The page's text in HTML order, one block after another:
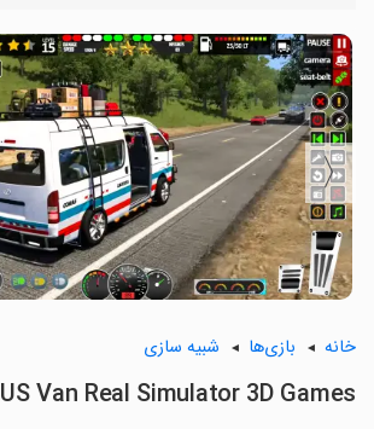
〈
خانه بازی‌ها شبیه سازی
US Van Real Simulator 3D Games